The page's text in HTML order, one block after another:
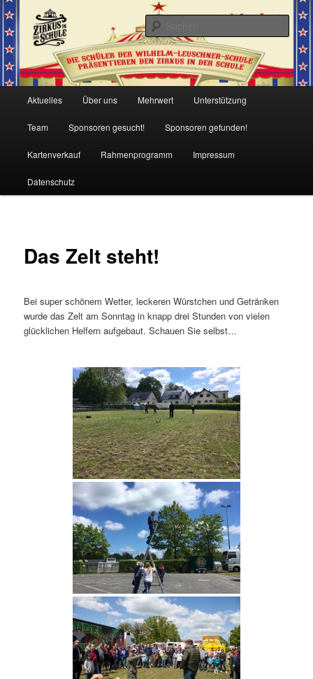
Zirkusprojekt 2019 der WLS
Zum
Inhalt
wechseln
Aktuelles Über uns Mehrwert Unterstützung
Team Sponsoren gesucht! Sponsoren gefunden!
Kartenverkauf Rahmenprogramm Impressum
Datenschutz
Das Zelt steht!
Bei super schönem Wetter, leckeren Würstchen und Getränken
wurde das Zelt am Sonntag in knapp drei Stunden von vielen
glücklichen Helfern aufgebaut. Schauen Sie selbst…